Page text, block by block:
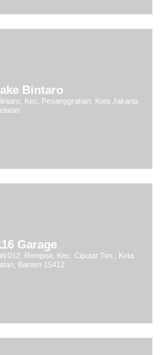
Bintaro
Kec. Pesanggrahan, Kota Jakarta
Garage
Rempoa, Kec. Ciputat Tim., Kota
Banten 15412